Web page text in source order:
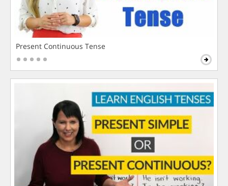
Present Continuous Tense